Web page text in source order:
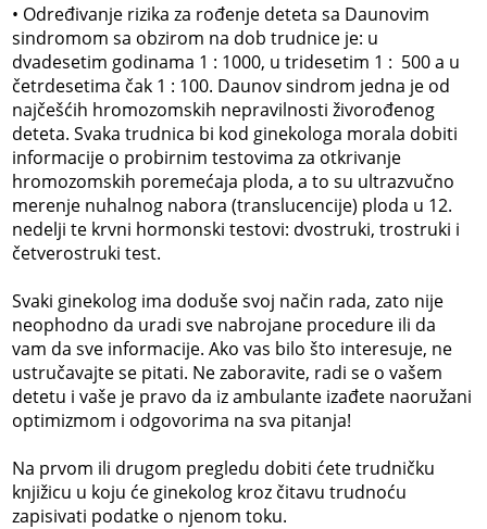
• Određivanje rizika za rođenje deteta sa Daunovim
sindromom sa obzirom na dob trudnice je: u
dvadesetim godinama 1 : 1000, u tridesetim 1 : 500 a u
četrdesetima čak 1 : 100. Daunov sindrom jedna je od
najčešćih hromozomskih nepravilnosti živorođenog
deteta. Svaka trudnica bi kod ginekologa morala dobiti
informacije o probirnim testovima za otkrivanje
hromozomskih poremećaja ploda, a to su ultrazvučno
merenje nuhalnog nabora (translucencije) ploda u 12.
nedelji te krvni hormonski testovi: dvostruki, trostruki i
četverostruki test.
Svaki ginekolog ima doduše svoj način rada, zato nije
neophodno da uradi sve nabrojane procedure ili da
vam da sve informacije. Ako vas bilo što interesuje, ne
ustručavajte se pitati. Ne zaboravite, radi se o vašem
detetu i vaše je pravo da iz ambulante izađete naoružani
optimizmom i odgovorima na sva pitanja!
Na prvom ili drugom pregledu dobiti ćete trudničku
knjižicu u koju će ginekolog kroz čitavu trudnoću
zapisivati podatke o njenom toku.